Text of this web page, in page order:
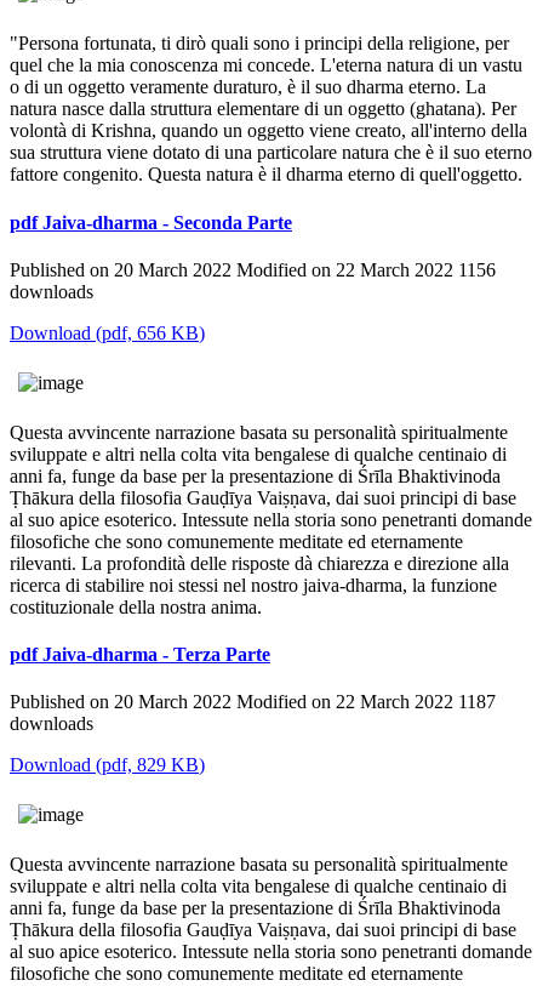
"Persona fortunata, ti dirò quali sono i principi della religione, per
quel che la mia conoscenza mi concede. L'eterna natura di un vastu
o di un oggetto veramente duraturo, è il suo dharma eterno. La
natura nasce dalla struttura elementare di un oggetto (ghatana). Per
volontà di Krishna, quando un oggetto viene creato, all'interno della
sua struttura viene dotato di una particolare natura che è il suo eterno
fattore congenito. Questa natura è il dharma eterno di quell'oggetto.
pdf Jaiva-dharma - Seconda Parte
Published on 20 March 2022 Modified on 22 March 2022 1156
downloads
Download (pdf, 656 KB)
Questa avvincente narrazione basata su personalità spiritualmente
sviluppate e altri nella colta vita bengalese di qualche centinaio di
anni fa, funge da base per la presentazione di Śrīla Bhaktivinoda
Ṭhākura della filosofia Gauḍīya Vaiṣṇava, dai suoi principi di base
al suo apice esoterico. Intessute nella storia sono penetranti domande
filosofiche che sono comunemente meditate ed eternamente
rilevanti. La profondità delle risposte dà chiarezza e direzione alla
ricerca di stabilire noi stessi nel nostro jaiva-dharma, la funzione
costituzionale della nostra anima.
pdf Jaiva-dharma - Terza Parte
Published on 20 March 2022 Modified on 22 March 2022 1187
downloads
Download (pdf, 829 KB)
Questa avvincente narrazione basata su personalità spiritualmente
sviluppate e altri nella colta vita bengalese di qualche centinaio di
anni fa, funge da base per la presentazione di Śrīla Bhaktivinoda
Ṭhākura della filosofia Gauḍīya Vaiṣṇava, dai suoi principi di base
al suo apice esoterico. Intessute nella storia sono penetranti domande
filosofiche che sono comunemente meditate ed eternamente